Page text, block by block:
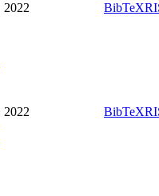
2022 BibTeX
2022 BibTeX